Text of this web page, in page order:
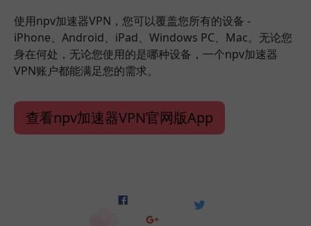
使用npv加速器VPN，您可以覆盖您所有的设备 -
iPhone、Android、iPad、Windows PC、Mac。无论您
身在何处，无论您使用的是哪种设备，一个npv加速器
VPN账户都能满足您的需求。
查看npv加速器VPN官网版App